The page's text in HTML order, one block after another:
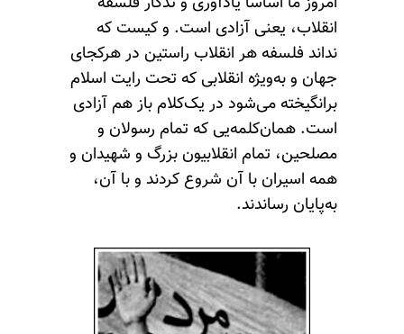
انقلاب، یعنی آزادی است. و کیست که
نداند فلسفه هر انقلاب راستین در هرکجای
جهان و به‌ویژه انقلابی که تحت رایت اسلام
برانگیخته می‌شود در یک‌کلام باز هم آزادی
است. همان‌کلمه‌یی که تمام رسولان و
مصلحین، تمام انقلابیون بزرگ و شهیدان و
همه اسیران با آن شروع کردند و با آن،
به‌پایان رساندند.